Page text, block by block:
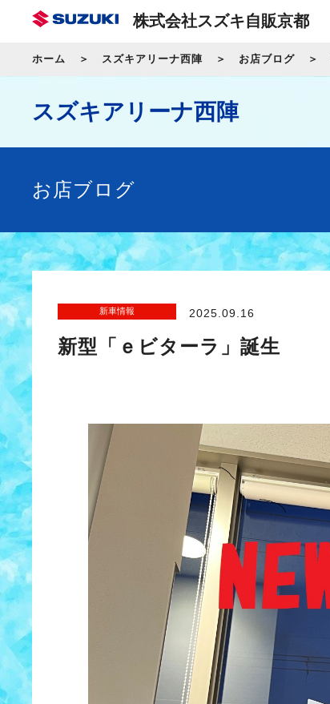
株式会社スズキ自販京都
ホーム スズキアリーナ西陣 お店ブログ
スズキアリーナ西陣
お店ブログ
新車情報 2025.09.16
新型「ｅビターラ」誕生